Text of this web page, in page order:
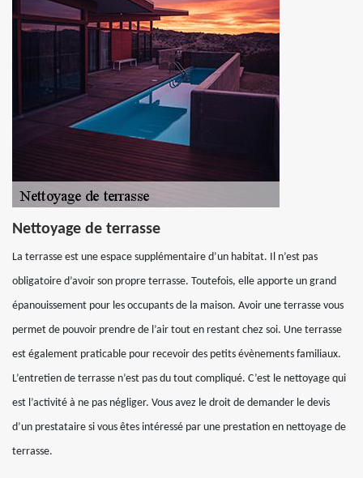
Nettoyage de terrasse
La terrasse est une espace supplémentaire d’un habitat. Il n’est pas
obligatoire d’avoir son propre terrasse. Toutefois, elle apporte un grand
épanouissement pour les occupants de la maison. Avoir une terrasse vous
permet de pouvoir prendre de l’air tout en restant chez soi. Une terrasse
est également praticable pour recevoir des petits évènements familiaux.
L’entretien de terrasse n’est pas du tout compliqué. C’est le nettoyage qui
est l’activité à ne pas négliger. Vous avez le droit de demander le devis
d’un prestataire si vous êtes intéressé par une prestation en nettoyage de
terrasse.